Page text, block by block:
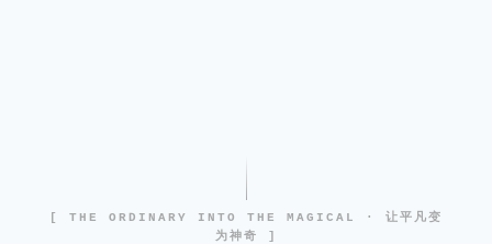
[ THE ORDINARY INTO THE MAGICAL · 让平凡变
为神奇 ]